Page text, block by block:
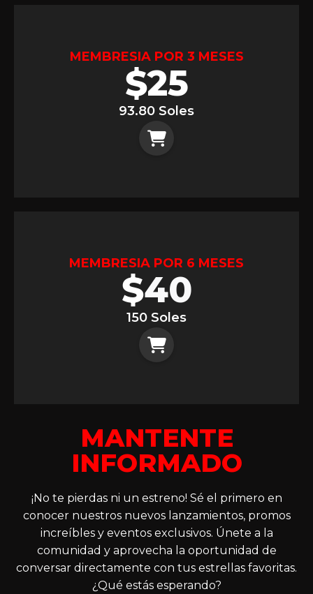
MEMBRESIA POR 3 MESES
$25
93.80 Soles
MEMBRESIA POR 6 MESES
$40
150 Soles
MANTENTE
INFORMADO
¡No te pierdas ni un estreno! Sé el primero en
conocer nuestros nuevos lanzamientos, promos
increíbles y eventos exclusivos. Únete a la
comunidad y aprovecha la oportunidad de
conversar directamente con tus estrellas favoritas.
¿Qué estás esperando?